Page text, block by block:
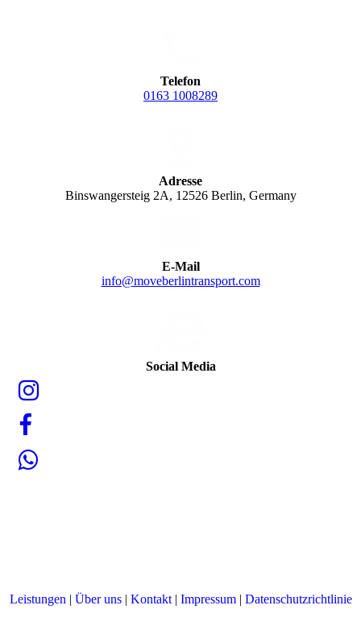
Telefon
0163 1008289
Adresse
Binswangersteig 2A, 12526 Berlin, Germany
E-Mail
info@moveberlintransport.com
Social Media
Leistungen | Über uns| Kontakt| Impressum| Datenschutzrichtlinie